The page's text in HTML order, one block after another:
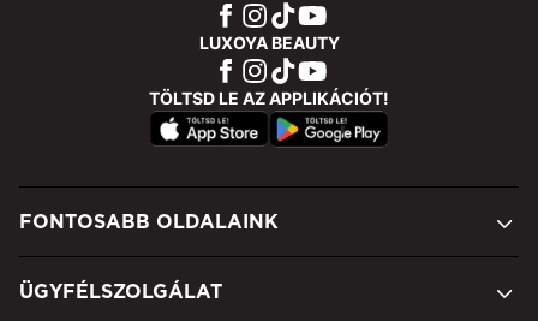
LUXOYA BEAUTY
TÖLTSD LE AZ APPLIKÁCIÓT!
FONTOSABB OLDALAINK
ÜGYFÉLSZOLGÁLAT